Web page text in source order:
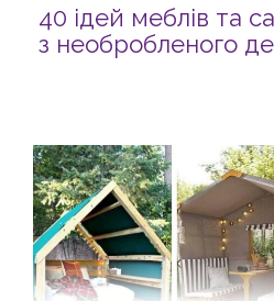
40 ідей меблів та
з необробленого